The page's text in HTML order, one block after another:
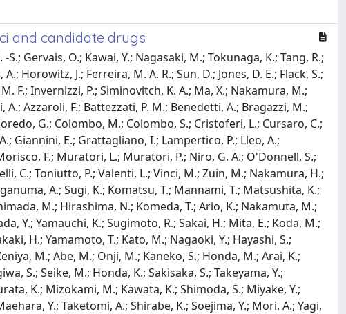
and candidate drugs
Gervais, O.; Kawai, Y.; Nagasaki, M.; Tokunaga, K.; Tang, R.;
Horowitz, J.; Ferreira, M. A. R.; Sun, D.; Jones, D. E.; Flack, S.;
F.; Invernizzi, P.; Siminovitch, K. A.; Ma, X.; Nakamura, M.;
Azzaroli, F.; Battezzati, P. M.; Benedetti, A.; Bragazzi, M.;
G.; Colombo, M.; Colombo, S.; Cristoferi, L.; Cursaro, C.;
Giannini, E.; Grattagliano, I.; Lampertico, P.; Lleo, A.;
F.; Muratori, L.; Muratori, P.; Niro, G. A.; O'Donnell, S.;
C.; Toniutto, P.; Valenti, L.; Vinci, M.; Zuin, M.; Nakamura, H.;
A.; Sugi, K.; Komatsu, T.; Mannami, T.; Matsushita, K.;
M.; Hirashima, N.; Komeda, T.; Ario, K.; Nakamuta, M.;
Y.; Yamauchi, K.; Sugimoto, R.; Sakai, H.; Mita, E.; Koda, M.;
H.; Yamamoto, T.; Kato, M.; Nagaoki, Y.; Hayashi, S.;
M.; Abe, M.; Onji, M.; Kaneko, S.; Honda, M.; Arai, K.;
S.; Seike, M.; Honda, K.; Sakisaka, S.; Takeyama, Y.;
K.; Mizokami, M.; Kawata, K.; Shimoda, S.; Miyake, Y.;
Y.; Taketomi, A.; Shirabe, K.; Soejima, Y.; Mori, A.; Yagi,